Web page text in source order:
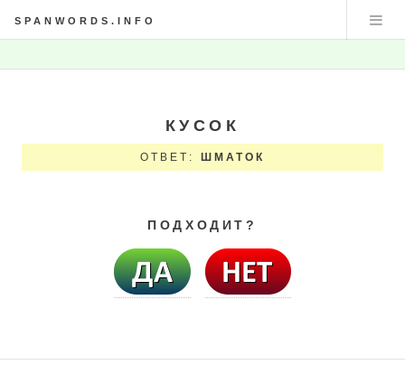
SPANWORDS.INFO
КУСОК
ОТВЕТ: ШМАТОК
ПОДХОДИТ?